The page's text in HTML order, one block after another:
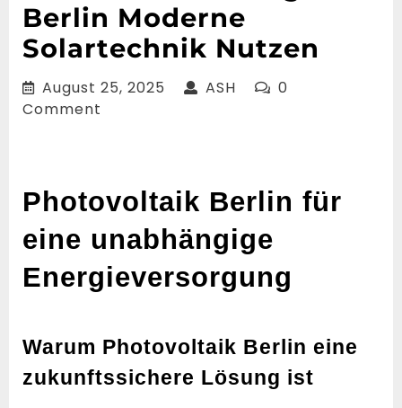
Berlin Moderne
Solartechnik Nutzen
August 25, 2025 AugustASH ASH
0
Comment
Photovoltaik Berlin für
eine unabhängige
Energieversorgung
Warum Photovoltaik Berlin eine
zukunftssichere Lösung ist